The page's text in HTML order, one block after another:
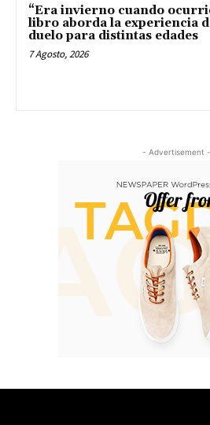
“Era invierno cuando
libro aborda la experiencia
duelo para distintas edades
7 Agosto, 2026
- Advertisement -